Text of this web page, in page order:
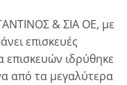
& ΣΙΑ ΟΕ, με
επισκευές
επισκευών ιδρύθηκε
από τα μεγαλύτερα